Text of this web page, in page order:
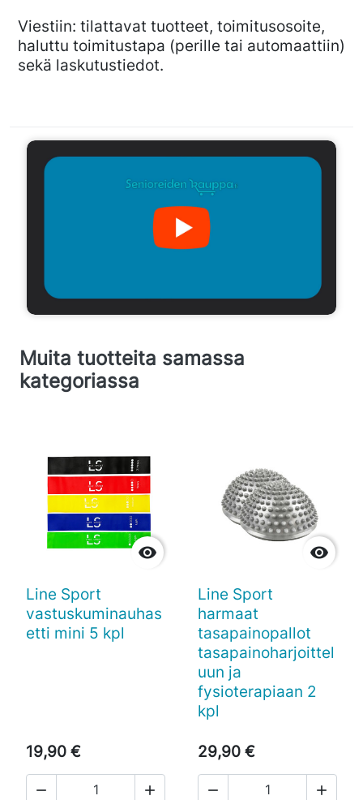
Viestiin: tilattavat tuotteet, toimitusosoite,
haluttu toimitustapa (perille tai automaattiin)
sekä laskutustiedot.
Muita tuotteita samassa
kategoriassa

Line Sport
vastuskuminauhas
etti mini 5 kpl
19,90 €
 

Line Sport
harmaat
tasapainopallot
tasapainoharjoittel
uun ja
fysioterapiaan 2
kpl
29,90 €
 